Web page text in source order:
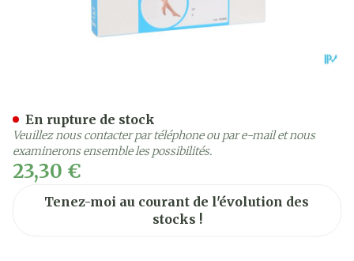
23,30 €
Tenez-moi au courant de l'évolution des
stocks !
En rupture de stock
Veuillez nous contacter par téléphone ou par e-mail et nous
examinerons ensemble les possibilités.